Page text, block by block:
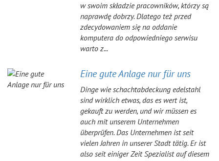
w swoim składzie pracowników, którzy są
naprawdę dobrzy. Dlatego też przed
zdecydowaniem się na oddanie
komputera do odpowiedniego serwisu
warto z...
Eine gute Anlage nur für uns
Dinge wie schachtabdeckung edelstahl
sind wirklich etwas, das es wert ist,
gekauft zu werden, und wir müssen es
auch mit unserem Unternehmen
überprüfen. Das Unternehmen ist seit
vielen Jahren in unserer Stadt tätig. Er ist
also seit einiger Zeit Spezialist auf diesem